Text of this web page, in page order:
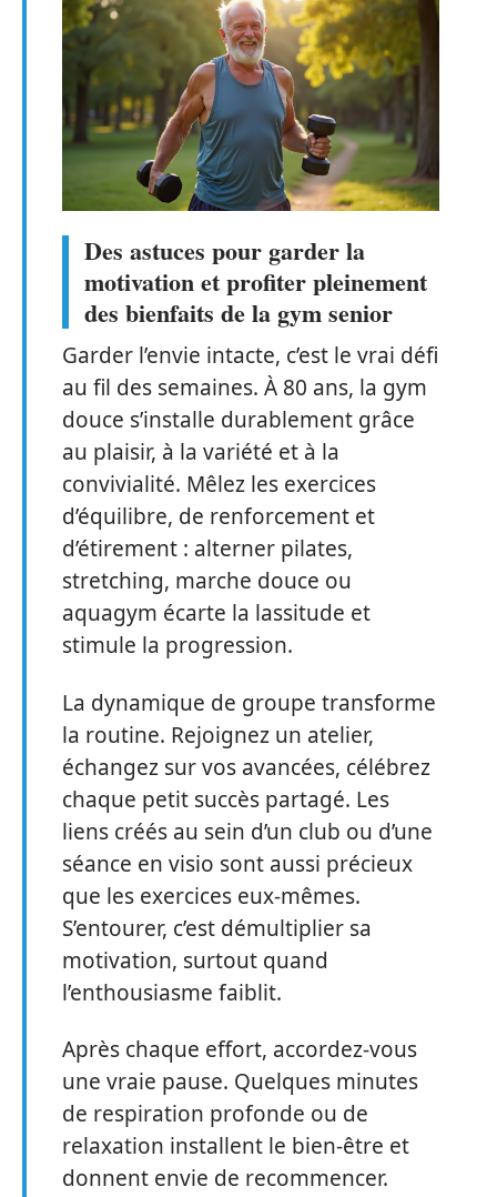
Des astuces pour garder la
motivation et profiter pleinement
des bienfaits de la gym senior
Garder l’envie intacte, c’est le vrai défi
au fil des semaines. À 80 ans, la gym
douce s’installe durablement grâce
au plaisir, à la variété et à la
convivialité. Mêlez les exercices
d’équilibre, de renforcement et
d’étirement : alterner pilates,
stretching, marche douce ou
aquagym écarte la lassitude et
stimule la progression.
La dynamique de groupe transforme
la routine. Rejoignez un atelier,
échangez sur vos avancées, célébrez
chaque petit succès partagé. Les
liens créés au sein d’un club ou d’une
séance en visio sont aussi précieux
que les exercices eux-mêmes.
S’entourer, c’est démultiplier sa
motivation, surtout quand
l’enthousiasme faiblit.
Après chaque effort, accordez-vous
une vraie pause. Quelques minutes
de respiration profonde ou de
relaxation installent le bien-être et
donnent envie de recommencer.